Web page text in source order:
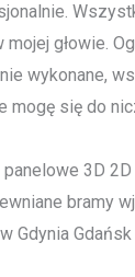
głowie.
wykonane,
mogę się do